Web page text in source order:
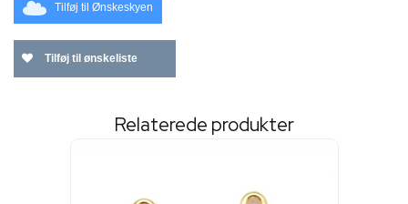
Tilføj til Ønskeskyen
Tilføj til ønskeliste
Relaterede produkter